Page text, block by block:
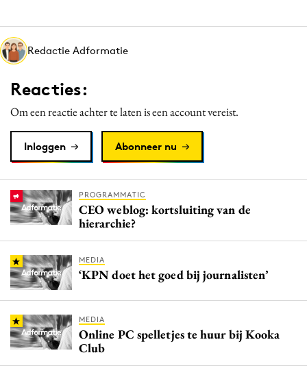
Martech
Media
Merkstrategie
Programmatic
Purpose Marketing
Reputatie & crisis
Redactie Adformatie
Reacties:
Om een reactie achter te laten is een account vereist.
Inloggen Abonneer nu
PROGRAMMATIC
CEO weblog: kortsluiting van de
hierarchie?
MEDIA
‘KPN doet het goed bij journalisten’
MEDIA
Online PC spelletjes te huur bij Kooka
Club